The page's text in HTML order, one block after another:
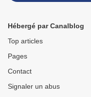
Hébergé par Canalblog
Top articles
Pages
Contact
Signaler un abus